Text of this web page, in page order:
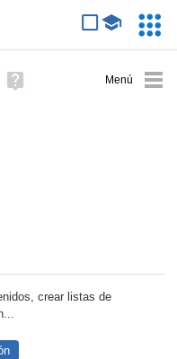
avanzada
Ayuda
(en
crear listas de